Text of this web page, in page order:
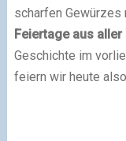
scharfen
Feiertage aus aller
Geschichte im
feiern wir heute